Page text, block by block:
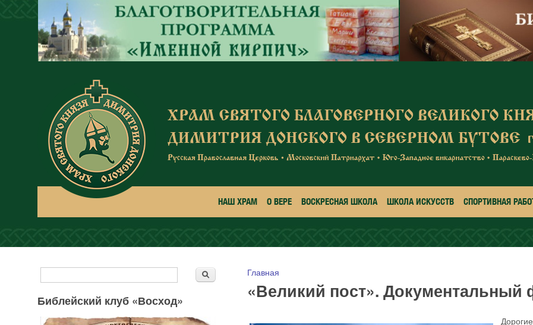
Перейти к основному содержанию
НАШ ХРАМ О ВЕРЕ ВОСКРЕСНАЯ ШКОЛА ШКОЛА ИСКУССТВ СПОРТИВНАЯ
Вы здесь
Главная
«Великий пост». Документальный
Форма поиска
Библейский клуб «Восход»